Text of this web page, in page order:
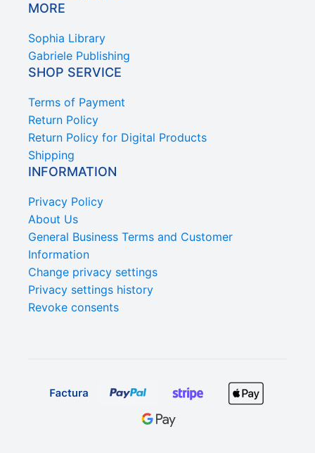
MORE
Sophia Library
Gabriele Publishing
SHOP SERVICE
Terms of Payment
Return Policy
Return Policy for Digital Products
Shipping
INFORMATION
Privacy Policy
About Us
General Business Terms and Customer
Information
Change privacy settings
Privacy settings history
Revoke consents